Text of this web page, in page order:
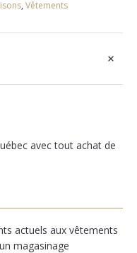
, Vêtements
+
avec tout achat de
actuels aux vêtements
magasinage